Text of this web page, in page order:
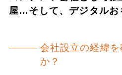
屋…そして、デジタルお
会社設立の経緯
か？